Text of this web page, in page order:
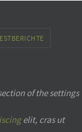
of the settings
elit, cras ut